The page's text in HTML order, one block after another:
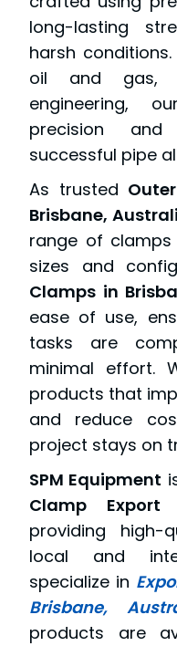
long-lasting
harsh
oil and gas,
engineering,
precision
successful pipe
As trusted
Brisbane,
range of
sizes and
Clamps in
ease of use,
tasks are
minimal effort.
products that
and reduce
project stays on
SPM Equipment
Clamp Export
providing high-
local and
specialize in
Brisbane,
products are